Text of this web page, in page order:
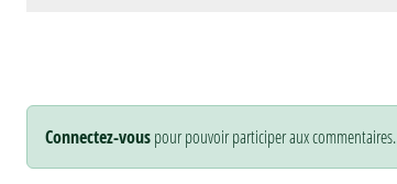
Connectez-vouspour pouvoir participer aux commentaires.